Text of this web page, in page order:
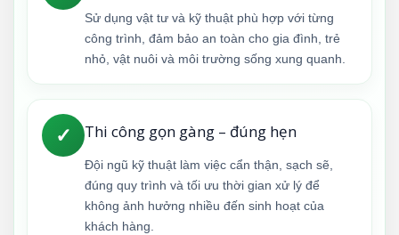
Sử dụng vật tư và kỹ thuật phù hợp với từng
công trình, đảm bảo an toàn cho gia đình, trẻ
nhỏ, vật nuôi và môi trường sống xung quanh.
✓ Thi công gọn gàng – đúng hẹn
Đội ngũ kỹ thuật làm việc cẩn thận, sạch sẽ,
đúng quy trình và tối ưu thời gian xử lý để
không ảnh hưởng nhiều đến sinh hoạt của
khách hàng.